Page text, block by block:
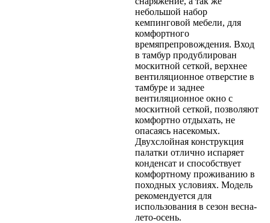
небольшой набор
кемпинговой мебели, для
комфортного
времяпрепровождения. Вход
в тамбур продублирован
москитной сеткой, верхнее
вентиляционное отверстие в
тамбуре и заднее
вентиляционное окно с
москитной сеткой, позволяют
комфортно отдыхать, не
опасаясь насекомых.
Двухслойная конструкция
палатки отлично испаряет
конденсат и способствует
комфортному проживанию в
походных условиях. Модель
рекомендуется для
использования в сезон весна-
лето-осень.